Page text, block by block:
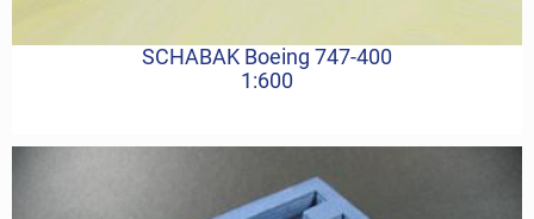
SCHABAK Boeing 747-400
1:600